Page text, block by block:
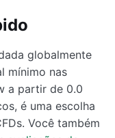
globalmente
mínimo nas
a partir de 0.0
é uma escolha
Você também